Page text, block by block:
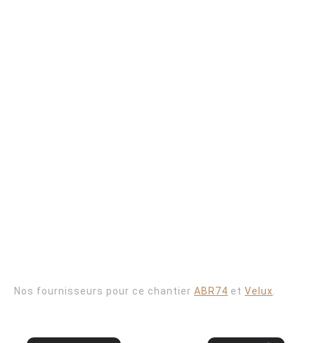
Nos fournisseurs pour ce chantier ABR74 et Velux.